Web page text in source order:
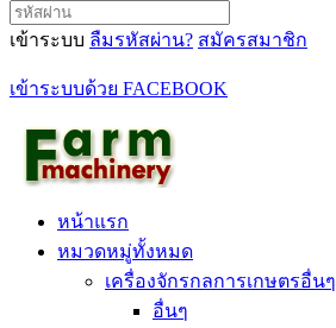
เข้าระบบ ลืมรหัสผ่าน? สมัครสมาชิก
เข้าระบบด้วย FACEBOOK
หน้าแรก
หมวดหมู่ทั้งหมด
เครื่องจักรกลการเกษตรอื่นๆ
อื่นๆ